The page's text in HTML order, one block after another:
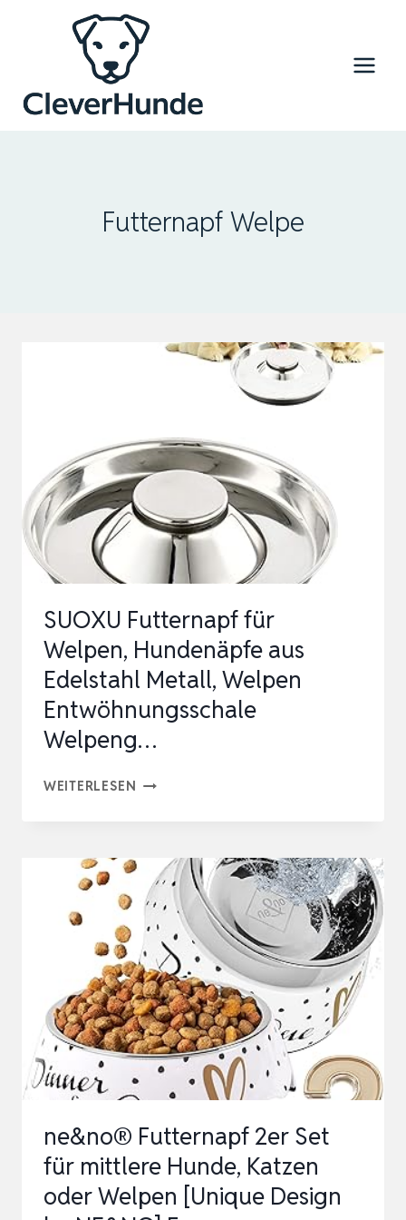
Futternapf Welpe
SUOXU Futternapf für
Welpen, Hundenäpfe aus
Edelstahl Metall, Welpen
Entwöhnungsschale
Welpeng…
WEITERLESEN SUOXU
WELPEN,
HUNDENÄPFE
AUS
EDELSTAHL
METALL,
WELPEN
ENTWÖHNUNGSSCHALE
WELPENG…
ne&no® Futternapf 2er Set
für mittlere Hunde, Katzen
oder Welpen [Unique Design